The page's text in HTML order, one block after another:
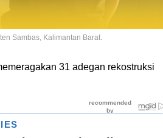
Sambas, Kalimantan Barat.
31 adegan rekostruksi